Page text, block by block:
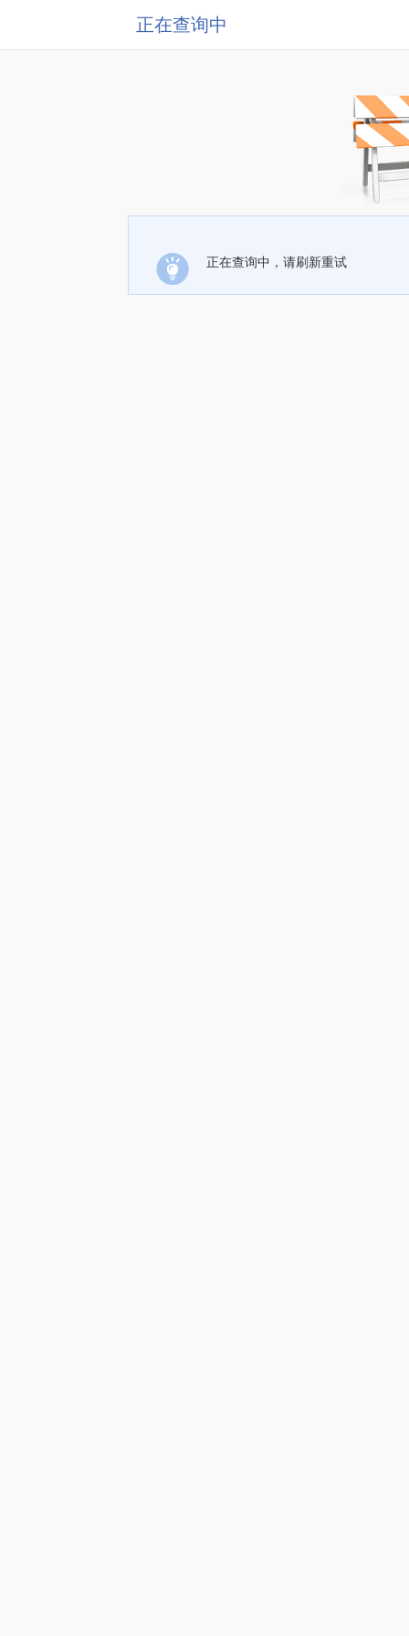
正在查询中
正在查询中，请刷新重试